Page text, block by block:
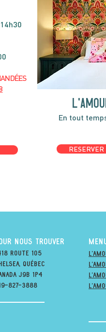
En tout
NOUS TROUVER
Route 105
québec
j9B 1P4
827-3888